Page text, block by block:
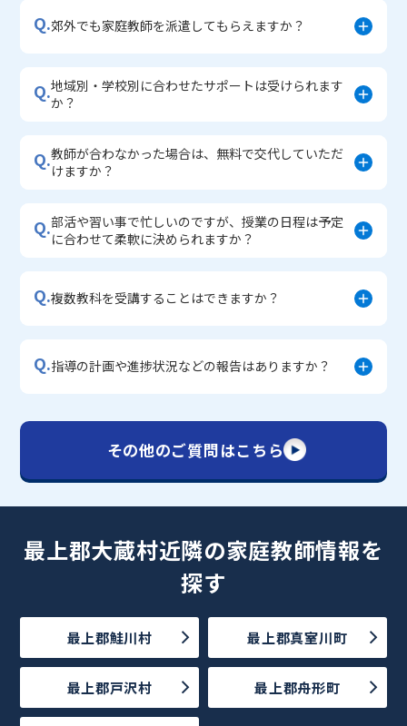
Q.郊外でも家庭教師を派遣してもらえますか？
Q.地域別・学校別に合わせたサポートは受けられます
か？
Q.教師が合わなかった場合は、無料で交代していただ
けますか？
Q.部活や習い事で忙しいのですが、授業の日程は予定
に合わせて柔軟に決められますか？
Q.複数教科を受講することはできますか？
Q.指導の計画や進捗状況などの報告はありますか？
その他のご質問はこちら
最上郡大蔵村近隣の家庭教師情報を
探す
最上郡鮭川村 最上郡真室川町
最上郡戸沢村 最上郡舟形町